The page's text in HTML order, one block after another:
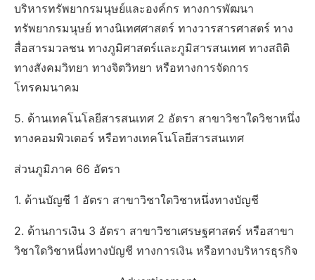
บริหารทรัพยากรมนุษย์และองค์กร ทางการพัฒนา
ทรัพยากรมนุษย์ ทางนิเทศศาสตร์ ทางวารสารศาสตร์ ทาง
สื่อสารมวลชน ทางภูมิศาสตร์และภูมิสารสนเทศ ทางสถิติ
ทางสังคมวิทยา ทางจิตวิทยา หรือทางการจัดการ
โทรคมนาคม
5. ด้านเทคโนโลยีสารสนเทศ 2 อัตรา สาขาวิชาใดวิชาหนึ่ง
ทางคอมพิวเตอร์ หรือทางเทคโนโลยีสารสนเทศ
ส่วนภูมิภาค 66 อัตรา
1. ด้านบัญชี 1 อัตรา สาขาวิชาใดวิชาหนึ่งทางบัญชี
2. ด้านการเงิน 3 อัตรา สาขาวิชาเศรษฐศาสตร์ หรือสาขา
วิชาใดวิชาหนึ่งทางบัญชี ทางการเงิน หรือทางบริหารธุรกิจ